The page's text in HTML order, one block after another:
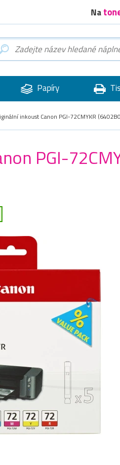
Na
Papíry
inkoust Canon PGI-72CMYKR
PGI-